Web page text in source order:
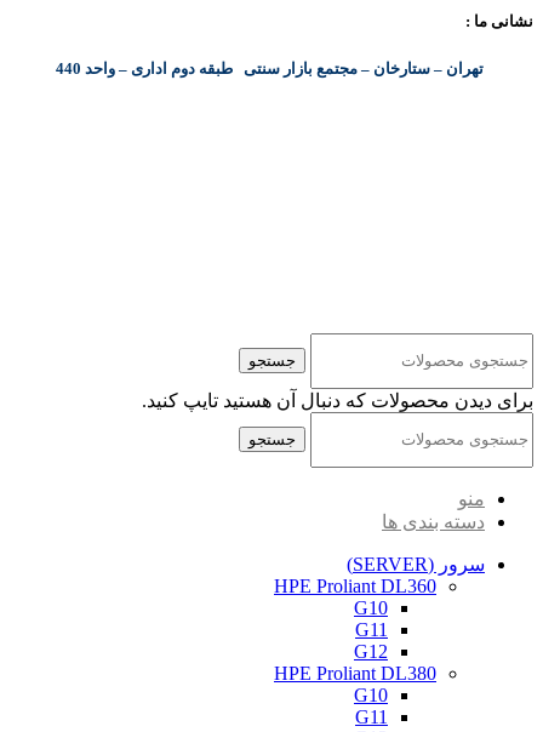
نشانی ما :
تهران – ستارخان – مجتمع بازار سنتی طبقه دوم اداری – واحد 440
جستجو
برای دیدن محصولات که دنبال آن هستید تایپ کنید.
جستجو
منو
دسته بندی ها
سرور (SERVER)
HPE Proliant DL360
G10
G11
G12
HPE Proliant DL380
G10
G11